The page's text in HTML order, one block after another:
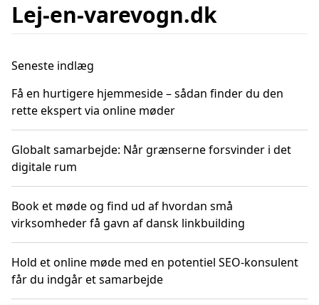
Lej-en-varevogn.dk
Seneste indlæg
Få en hurtigere hjemmeside – sådan finder du den
rette ekspert via online møder
Globalt samarbejde: Når grænserne forsvinder i det
digitale rum
Book et møde og find ud af hvordan små
virksomheder få gavn af dansk linkbuilding
Hold et online møde med en potentiel SEO-konsulent
får du indgår et samarbejde